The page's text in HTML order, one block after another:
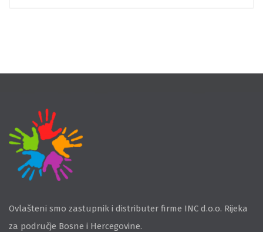
Ovlašteni smo zastupnik i distributer firme INC d.o.o. Rijeka
za područje Bosne i Hercegovine.